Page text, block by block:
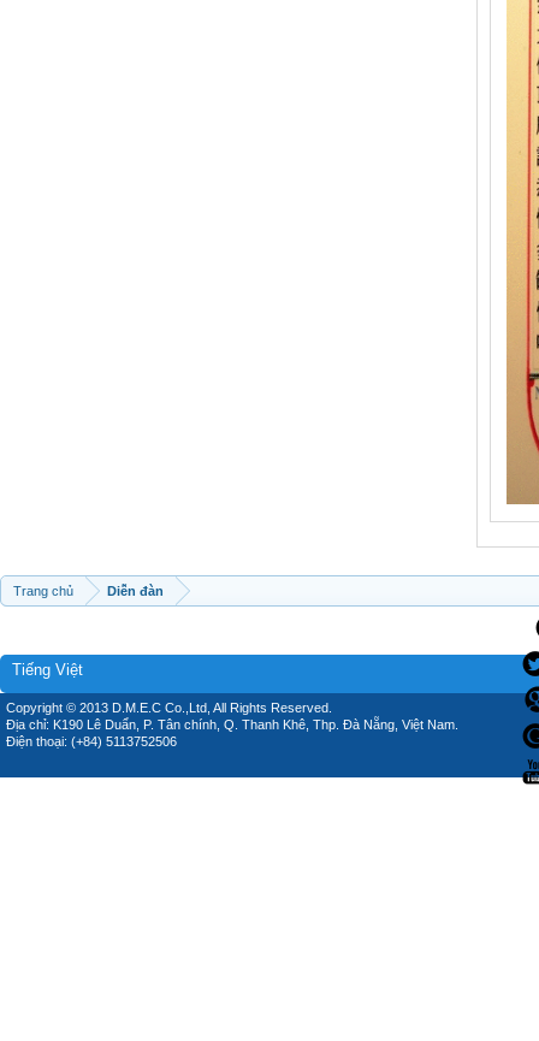
Trang chủ Diễn đàn
Tiếng Việt
Copyright © 2013 D.M.E.C Co.,Ltd, All Rights Reserved.
Địa chỉ: K190 Lê Duẩn, P. Tân chính, Q. Thanh Khê, Thp. Đà Nẵng, Việt Nam.
Điện thoại: (+84) 5113752506